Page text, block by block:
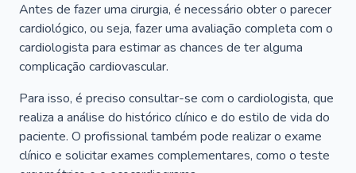
Antes de fazer uma cirurgia, é necessário obter o parecer
cardiológico, ou seja, fazer uma avaliação completa com o
cardiologista para estimar as chances de ter alguma
complicação cardiovascular.
Para isso, é preciso consultar-se com o cardiologista, que
realiza a análise do histórico clínico e do estilo de vida do
paciente. O profissional também pode realizar o exame
clínico e solicitar exames complementares, como o teste